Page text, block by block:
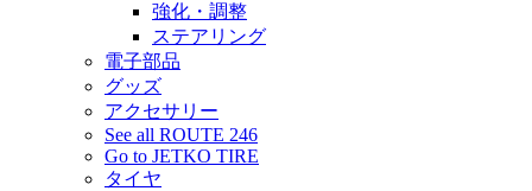
強化・調整
ステアリング
電子部品
グッズ
アクセサリー
See all ROUTE 246
Go to JETKO TIRE
タイヤ